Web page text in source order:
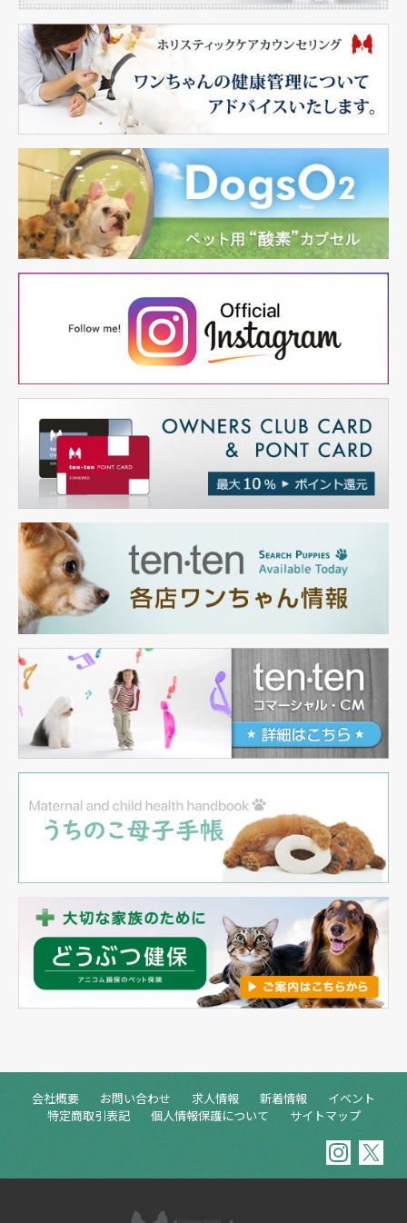
会社概要 お問い合わせ 求人情報 新着情報
イベント
特定商取引表記
個人情報保護について サイトマップ